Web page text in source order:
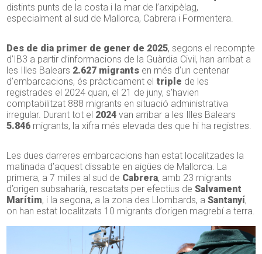
distints punts de la costa i la mar de l’arxipèlag,
especialment al sud de Mallorca, Cabrera i Formentera.
Des de dia primer de gener de 2025, segons el recompte
d’IB3 a partir d’informacions de la Guàrdia Civil, han arribat a
les Illes Balears 2.627 migrants en més d’un centenar
d’embarcacions, és pràcticament el triple de les
registrades el 2024 quan, el 21 de juny, s’havien
comptabilitzat 888 migrants en situació administrativa
irregular. Durant tot el 2024 van arribar a les Illes Balears
5.846 migrants, la xifra més elevada des que hi ha registres.
Les dues darreres embarcacions han estat localitzades la
matinada d’aquest dissabte en aigües de Mallorca. La
primera, a 7 milles al sud de Cabrera, amb 23 migrants
d’origen subsaharià, rescatats per efectius de Salvament
Marítim, i la segona, a la zona des Llombards, aSantanyí,
on han estat localitzats 10 migrants d’origen magrebí a terra.